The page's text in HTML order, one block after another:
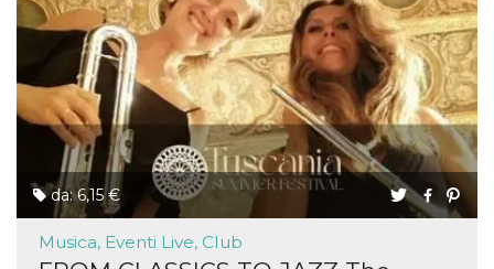
da: 6,15 €
Musica, Eventi Live, Club